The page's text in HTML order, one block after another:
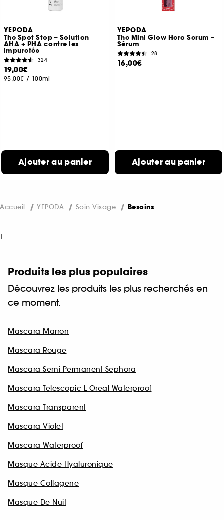
YEPODA
The Spot Stop – Solution
AHA + PHA contre les
impuretés
324
19,00€
95,00€ / 100ml
Ajouter au panier
YEPODA
The Mini Glow Hero Serum –
Sérum
28
16,00€
Ajouter au panier
Accueil YEPODA Soin Visage Besoins
1
Produits les plus populaires
Découvrez les produits les plus recherchés en
ce moment.
Mascara Marron
Mascara Rouge
Mascara Semi Permanent Sephora
Mascara Telescopic L Oreal Waterproof
Mascara Transparent
Mascara Violet
Mascara Waterproof
Masque Acide Hyaluronique
Masque Collagene
Masque De Nuit